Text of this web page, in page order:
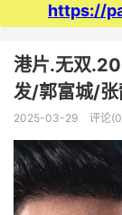
https://
港片.无双
发/郭富城/张
2025-03-29 评论